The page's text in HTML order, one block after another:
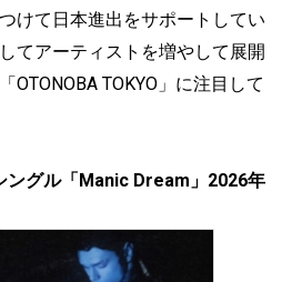
けて日本進出をサポートしてい
てアーティストを増やして展開
OTONOBA TOKYO」に注目して
グル「Manic Dream」2026年